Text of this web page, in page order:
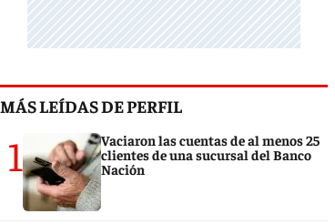
MÁS LEÍDAS DE PERFIL
1
Vaciaron las cuentas de al menos 25
clientes de una sucursal del Banco
Nación